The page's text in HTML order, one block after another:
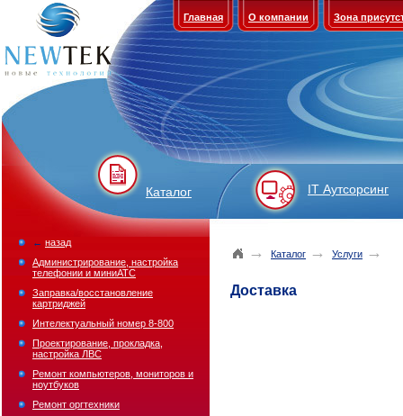
Главная О компании Зона
Каталог IT Аутсорсинг
→ Каталог → Услуги →
Доставка
← назад
Администрирование, настройка
телефонии и миниАТС
Заправка/восстановление
картриджей
Интелектуальный номер 8-800
Проектирование, прокладка,
настройка ЛВС
Ремонт компьютеров, мониторов и
ноутбуков
Ремонт оргтехники